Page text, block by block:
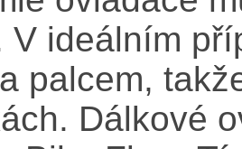
V ideálním
palcem,
Dálkové